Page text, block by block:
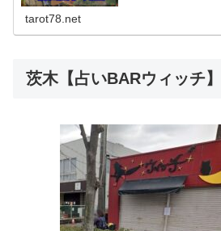
tarot78.net
茨木【占いBARウィッチ】